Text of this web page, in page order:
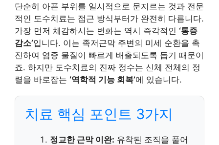
단순히 아픈 부위를 일시적으로 문지르는 것과 전문
적인 도수치료는 접근 방식부터가 완전히 다릅니다.
가장 먼저 체감하시는 변화는 역시 즉각적인 ‘통증
감소’입니다. 이는 족저근막 주변의 미세 순환을 촉
진하여 염증 물질이 빠르게 배출되도록 돕기 때문이
죠. 하지만 도수치료의 진짜 정수는 신체 전체의 정
렬을 바로잡는 ‘역학적 기능 회복’에 있습니다.
치료 핵심 포인트 3가지
정교한 근막 이완: 유착된 조직을 풀어